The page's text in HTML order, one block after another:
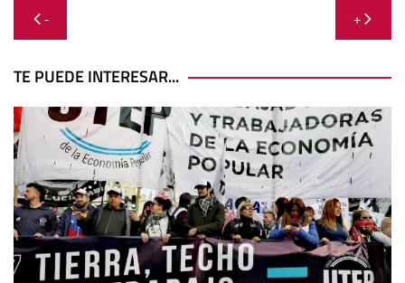
Navegación
de
entradas
- +
TE PUEDE INTERESAR...